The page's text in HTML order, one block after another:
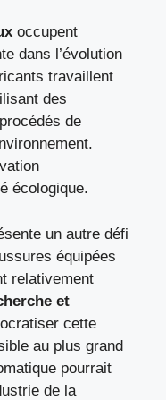
occupent
dans l’évolution
travaillent
des
de
écologique.
un autre défi
équipées
relativement
et
cette
au plus grand
pourrait
de la